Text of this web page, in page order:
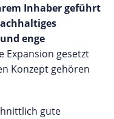
Inhaber geführt
enge
Expansion gesetzt
Konzept gehören
gute